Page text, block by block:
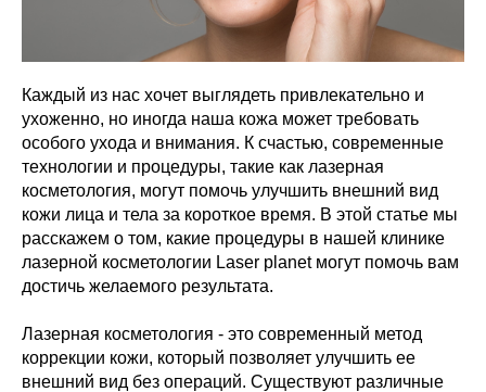
Каждый из нас хочет выглядеть привлекательно и
ухоженно, но иногда наша кожа может требовать
особого ухода и внимания. К счастью, современные
технологии и процедуры, такие как лазерная
косметология, могут помочь улучшить внешний вид
кожи лица и тела за короткое время. В этой статье мы
расскажем о том, какие процедуры в нашей клинике
лазерной косметологии Laser planet могут помочь вам
достичь желаемого результата.
Лазерная косметология - это современный метод
коррекции кожи, который позволяет улучшить ее
внешний вид без операций. Существуют различные